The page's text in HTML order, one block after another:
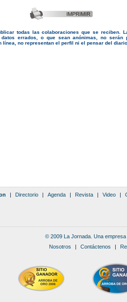
todas las colaboraciones que se reciben.
errados, o que sean anónimas, no serán
línea, no representan el perfil ni el pensar del
| Directorio | Agenda | Revista | Video |
© 2009 La Jornada. Una
Nosotros | Contáctenos |